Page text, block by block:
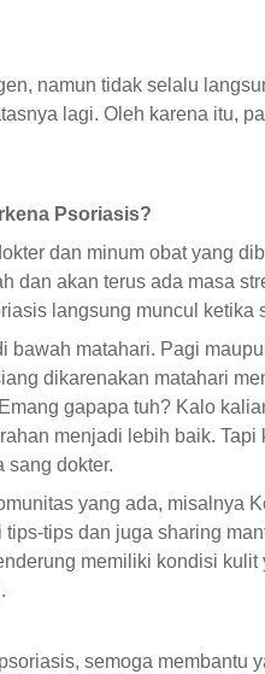
namun tidak selalu
lagi. Oleh karena itu,
Psoriasis?
dan minum obat yang
dan akan terus ada masa
langsung muncul ketika
bawah matahari. Pagi
dikarenakan matahari
gapapa tuh? Kalo
menjadi lebih baik.
sang dokter.
yang ada, misalnya
tips dan juga sharing
memiliki kondisi
semoga membantu